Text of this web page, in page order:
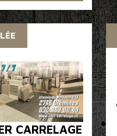
CARRELAGE